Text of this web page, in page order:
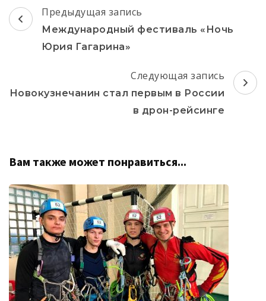
Навигация
по
записям
Предыдущая запись
Международный фестиваль «Ночь
Юрия Гагарина»
Следующая запись
Новокузнечанин стал первым в России
в дрон-рейсинге
Вам также может понравиться...